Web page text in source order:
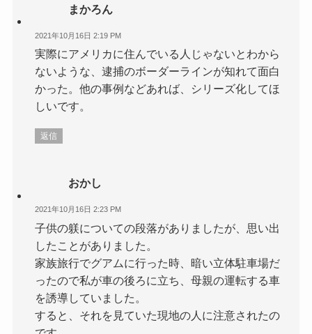
まかろん
2021年10月16日 2:19 PM
実際にアメリカに住んでいる人じゃないとわから
ないような、逮捕のボーダーラインが知れて面白
かった。他の事例などあれば、シリーズ化してほ
しいです。
返信
おかし
2021年10月16日 2:23 PM
子供の躾についての段落がありましたが、思い出
したことがありました。
家族旅行でグアムに行った時、暗い立体駐車場だ
ったので私が車の後ろに立ち、母親の運転する車
を誘導していました。
すると、それを見ていた現地の人に注意されたの